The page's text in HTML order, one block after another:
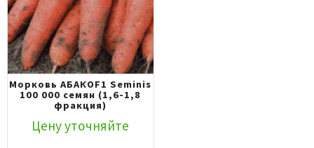
Морковь АБАКОF1 Seminis
100 000 семян (1,6-1,8
фракция)
Цену уточняйте